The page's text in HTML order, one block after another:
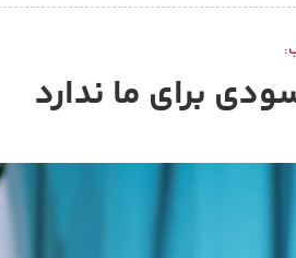
برای ما ندارد